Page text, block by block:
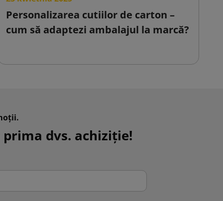
Personalizarea cutiilor de carton –
cum să adaptezi ambalajul la marcă?
dvs. achiziție!